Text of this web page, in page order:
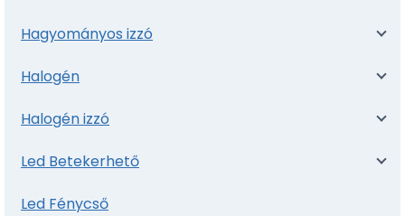
Hagyományos izzó
Halogén
Halogén izzó
Led Betekerhető
Led Fénycső